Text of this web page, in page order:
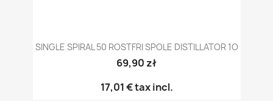
SINGLE SPIRAL 50 ROSTFRI SPOLE DISTILLATOR 1O
69,90 zł
17,01 €tax incl.